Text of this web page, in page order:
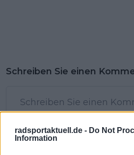
radsportaktuell.de - Do Not
Information
Schreiben Sie einen